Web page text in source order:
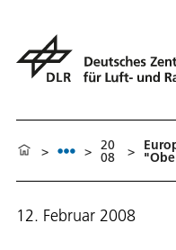
> > 20
08 >
12. Februar 2008